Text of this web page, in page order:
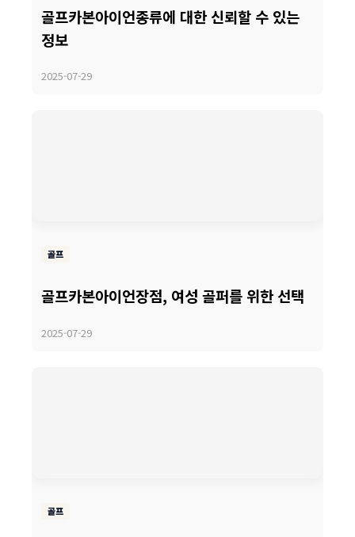
골프카본아이언종류에 대한 신뢰할 수 있는
정보
2025-07-29
골프
골프카본아이언장점, 여성 골퍼를 위한 선택
2025-07-29
골프